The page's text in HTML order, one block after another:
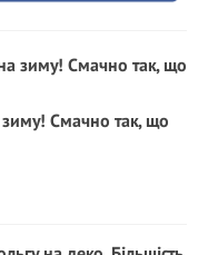
Смачно так, що